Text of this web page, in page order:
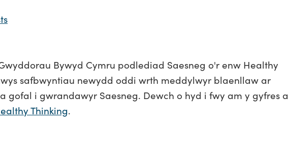
Bywyd Cymru podlediad Saesneg o'r enw Healthy
safbwyntiau newydd oddi wrth meddylwyr blaenllaw ar
gofal i gwrandawyr Saesneg. Dewch o hyd i fwy am y gyfres a
Thinking.